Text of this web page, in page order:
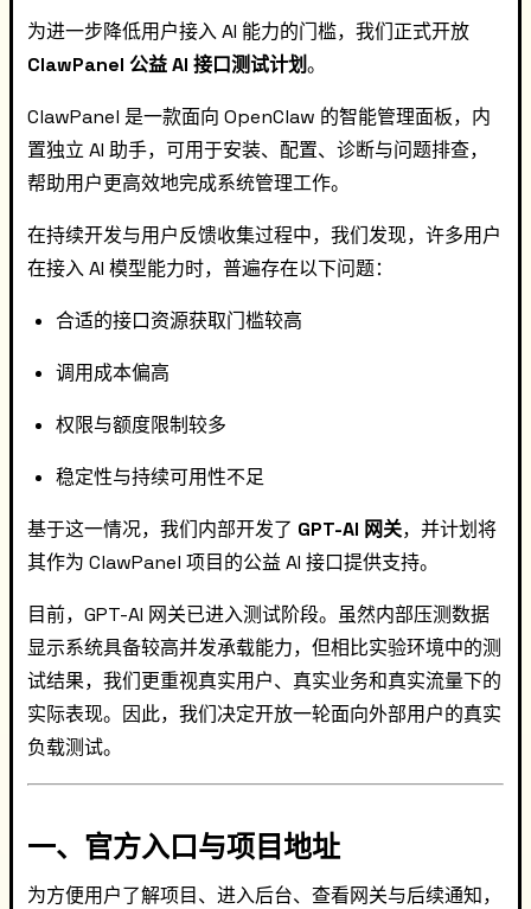
为进一步降低用户接入 AI 能力的门槛，我们正式开放
ClawPanel 公益 AI 接口测试计划。
ClawPanel 是一款面向 OpenClaw 的智能管理面板，内
置独立 AI 助手，可用于安装、配置、诊断与问题排查，
帮助用户更高效地完成系统管理工作。
在持续开发与用户反馈收集过程中，我们发现，许多用户
在接入 AI 模型能力时，普遍存在以下问题：
合适的接口资源获取门槛较高
调用成本偏高
权限与额度限制较多
稳定性与持续可用性不足
基于这一情况，我们内部开发了 GPT-AI 网关，并计划将
其作为 ClawPanel 项目的公益 AI 接口提供支持。
目前，GPT-AI 网关已进入测试阶段。虽然内部压测数据
显示系统具备较高并发承载能力，但相比实验环境中的测
试结果，我们更重视真实用户、真实业务和真实流量下的
实际表现。因此，我们决定开放一轮面向外部用户的真实
负载测试。
一、官方入口与项目地址
为方便用户了解项目、进入后台、查看网关与后续通知，